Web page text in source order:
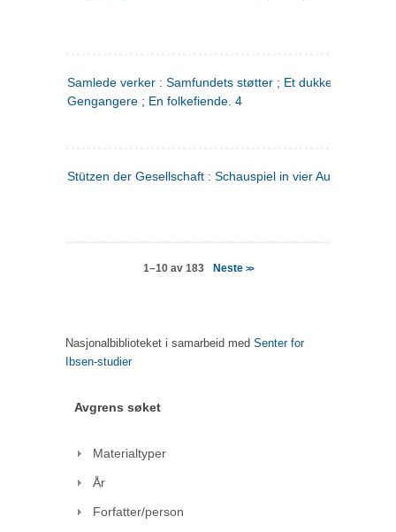
Samlede verker : Samfundets støtter ; Et dukkehjem ;
Gengangere ; En folkefiende. 4
Stützen der Gesellschaft : Schauspiel in vier Aufzügen
1–10 av 183 Neste >>
Nasjonalbiblioteket i samarbeid med Senter for
Ibsen-studier
Avgrens søket
Materialtyper
År
Forfatter/person